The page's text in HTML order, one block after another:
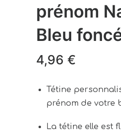
prénom
Bleu
4,96 €
Tétine
prénom de votre
La tétine elle est